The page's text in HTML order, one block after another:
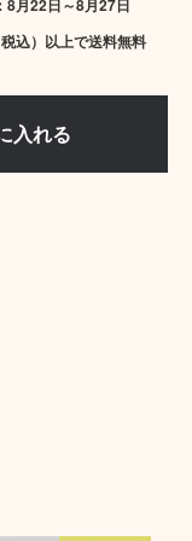
込）以上で送料無料